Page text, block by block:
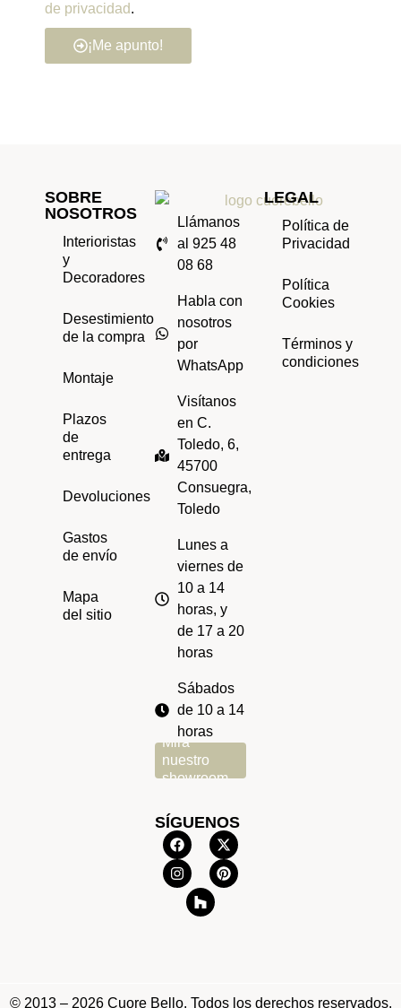
de privacidad.
¡Me apunto!
SOBRE
NOSOTROS
Interioristas
y
Decoradores
Desestimiento
de la compra
Montaje
Plazos
de
entrega
Devoluciones
Gastos
de envío
Mapa
del sitio
Llámanos
al 925 48
08 68
Habla con
nosotros
por
WhatsApp
Visítanos
en C.
Toledo, 6,
45700
Consuegra,
Toledo
Lunes a
viernes de
10 a 14
horas, y
de 17 a 20
horas
Sábados
de 10 a 14
horas
Mira
nuestro
showroom
SÍGUENOS
LEGAL
Política de
Privacidad
Política
Cookies
Términos y
condiciones
© 2013 – 2026 Cuore Bello. Todos los derechos reservados.